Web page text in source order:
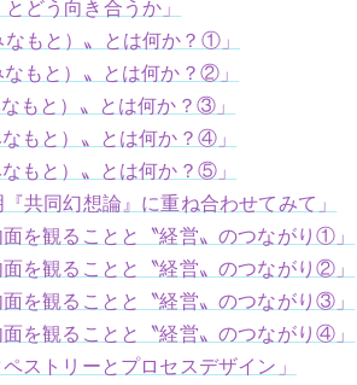
どう向き合うか」
なもと）〟とは何か？①」
なもと）〟とは何か？②」
もと）〟とは何か？③」
もと）〟とは何か？④」
もと）〟とは何か？⑤」
共同幻想論』に重ね合わせてみて」
を観ることと〝経営〟のつながり①」
を観ることと〝経営〟のつながり②」
を観ることと〝経営〟のつながり③」
を観ることと〝経営〟のつながり④」
ストリーとプロセスデザイン」